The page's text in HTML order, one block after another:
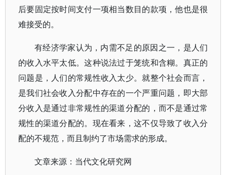
后要固定按时间支付一项相当数目的款项，他也是很
难接受的。
有经济学家认为，内需不足的原因之一，是人们
的收入水平太低。这种说法过于笼统和含糊。真正的
问题是，人们的常规性收入太少。就整个社会而言，
是我们社会收入分配中存在的一个严重问题，即大部
分收入是通过非常规性的渠道分配的，而不是通过常
规性的渠道分配的。现在看来，这不仅导致了收入分
配的不规范，而且制约了市场需求的形成。
文章来源：当代文化研究网